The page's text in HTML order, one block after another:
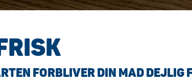
FORBLIVER DIN MAD DEJLIG